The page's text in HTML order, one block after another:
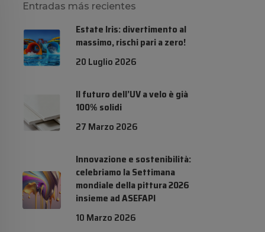
Entradas más recientes
Estate Iris: divertimento al
massimo, rischi pari a zero!
20 Luglio 2026
Il futuro dell’UV a velo è già
100% solidi
27 Marzo 2026
Innovazione e sostenibilità:
celebriamo la Settimana
mondiale della pittura 2026
insieme ad ASEFAPI
10 Marzo 2026